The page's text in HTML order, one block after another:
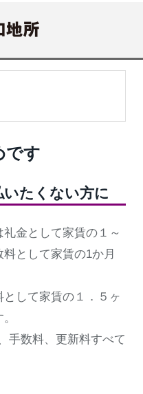
です
いたくない方に
金として家賃の１～
として家賃の1か月
して家賃の１．５ヶ
手数料、更新料すべて